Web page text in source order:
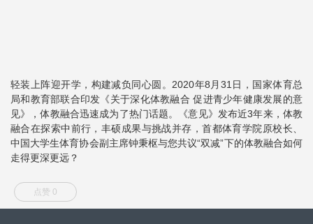
轻装上阵迎开学，构建减负同心圆。2020年8月31日，国家体育总
局和教育部联合印发《关于深化体教融合 促进青少年健康发展的意
见》，体教融合迅速成为了热门话题。《意见》发布近3年来，体教
融合在探索中前行，丰硕成果与挑战并存，首都体育学院原校长、
中国大学生体育协会副主席钟秉枢与您共议“双减”下的体教融合如何
走得更深更远？
点赞 0